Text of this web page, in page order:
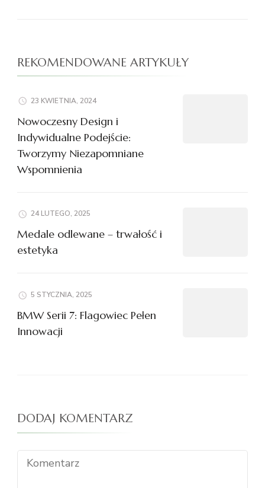
REKOMENDOWANE ARTYKUŁY
23 KWIETNIA, 2024
Nowoczesny Design i
Indywidualne Podejście:
Tworzymy Niezapomniane
Wspomnienia
24 LUTEGO, 2025
Medale odlewane – trwałość i
estetyka
5 STYCZNIA, 2025
BMW Serii 7: Flagowiec Pełen
Innowacji
DODAJ KOMENTARZ